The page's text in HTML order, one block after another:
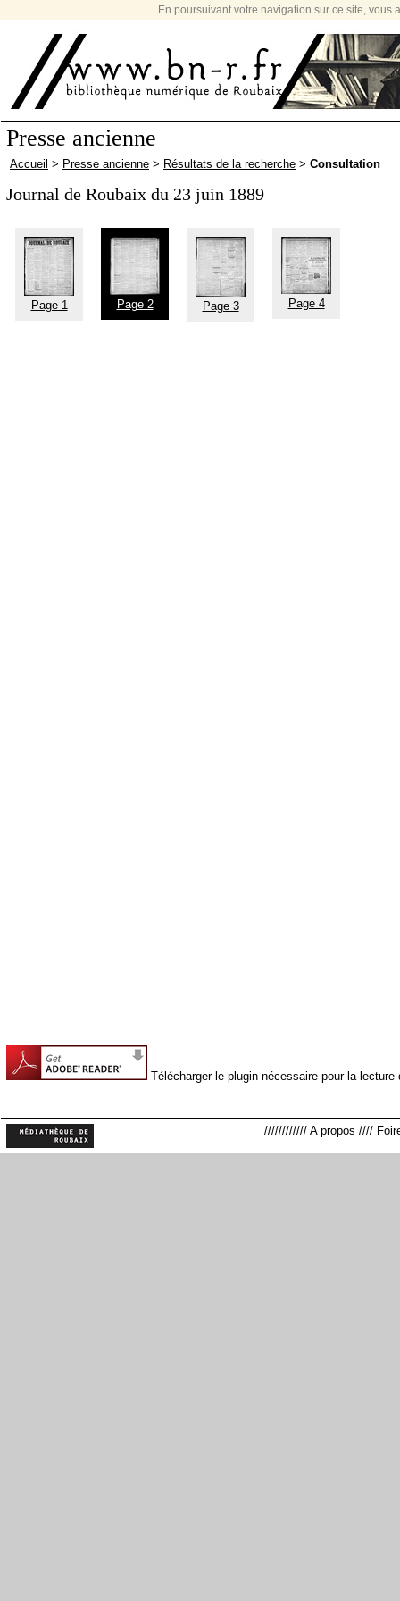
En poursuivant votre navigation sur ce site,
Presse ancienne
Accueil > Presse ancienne > Résultats de la recherche > Consultation
Journal de Roubaix du 23 juin 1889
Page 1 Page 2 Page 3 Page 4
Télécharger le plugin nécessaire pour la lecture
//////////// A propos ////